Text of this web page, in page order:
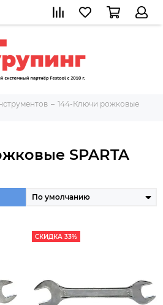
144-Ключи рожковые
SPARTA
СКИДКА 33%